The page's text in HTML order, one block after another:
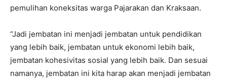
pemulihan koneksitas warga Pajarakan dan Kraksaan.
“Jadi jembatan ini menjadi jembatan untuk pendidikan
yang lebih baik, jembatan untuk ekonomi lebih baik,
jembatan kohesivitas sosial yang lebih baik. Dan sesuai
namanya, jembatan ini kita harap akan menjadi jembatan